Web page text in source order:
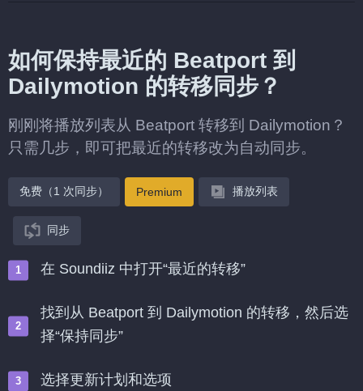
如何保持最近的 Beatport 到
Dailymotion 的转移同步？
刚刚将播放列表从 Beatport 转移到 Dailymotion？
只需几步，即可把最近的转移改为自动同步。
免费（1 次同步） Premium 播放列表
同步
在 Soundiiz 中打开“最近的转移”
找到从 Beatport 到 Dailymotion 的转移，然后选
择“保持同步”
选择更新计划和选项